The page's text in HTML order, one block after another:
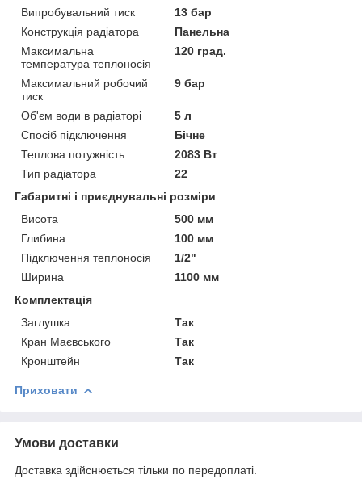
Випробувальний тиск
13 бар
Конструкція радіатора
Панельна
Максимальна
температура теплоносія
120 град.
Максимальний робочий
тиск
9 бар
Об'єм води в радіаторі
5 л
Спосіб підключення
Бічне
Теплова потужність
2083 Вт
Тип радіатора
22
Габаритні і приєднувальні розміри
Висота
500 мм
Глибина
100 мм
Підключення теплоносія
1/2"
Ширина
1100 мм
Комплектація
Заглушка
Так
Кран Маєвського
Так
Кронштейн
Так
Приховати
Умови доставки
Доставка здійснюється тільки по передоплаті.